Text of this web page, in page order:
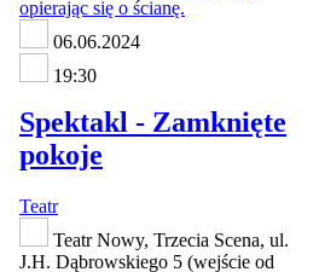
06.06.2024
19:30
Spektakl - Zamknięte
pokoje
Teatr
Teatr Nowy, Trzecia Scena, ul.
J.H. Dąbrowskiego 5 (wejście od